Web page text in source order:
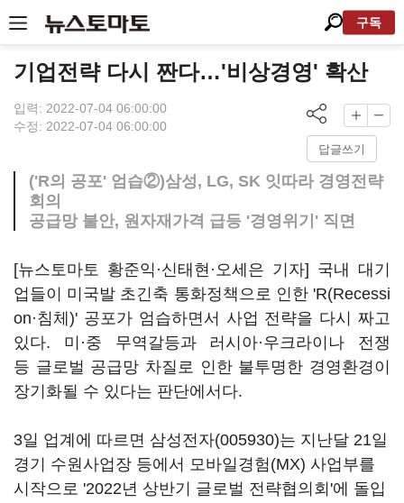
구독
기업전략 다시 짠다…'비상경영' 확산
입력: 2022-07-04 06:00:00
수정: 2022-07-04 06:00:00
답글쓰기
('R의 공포' 엄습②)삼성, LG, SK 잇따라 경영전략
회의
공급망 불안, 원자재가격 급등 '경영위기' 직면
[뉴스토마토 황준익·신태현·오세은 기자] 국내 대기
업들이 미국발 초긴축 통화정책으로 인한 'R(Recessi
on·침체)' 공포가 엄습하면서 사업 전략을 다시 짜고
있다. 미·중 무역갈등과 러시아·우크라이나 전쟁
등 글로벌 공급망 차질로 인한 불투명한 경영환경이
장기화될 수 있다는 판단에서다.
3일 업계에 따르면 삼성전자(005930)는 지난달 21일
경기 수원사업장 등에서 모바일경험(MX) 사업부를
시작으로 '2022년 상반기 글로벌 전략협의회'에 돌입